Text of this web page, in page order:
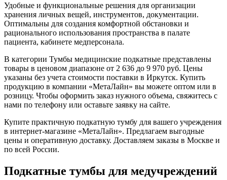
Удобные и функциональные решения для организации
хранения личных вещей, инструментов, документации.
Оптимальны для создания комфортной обстановки и
рационального использования пространства в палате
пациента, кабинете медперсонала.
В категории Тумбы медицинские подкатные представлены
товары в ценовом диапазоне от 2 636 до 9 970 руб. Цены
указаны без учета стоимости поставки в Иркутск. Купить
продукцию в компании «МетаЛайн» вы можете оптом или в
розницу. Чтобы оформить заказ нужного объема, свяжитесь с
нами по телефону или оставьте заявку на сайте.
Купите практичную подкатную тумбу для вашего учреждения
в интернет-магазине «МетаЛайн». Предлагаем выгодные
цены и оперативную доставку. Доставляем заказы в Москве и
по всей России.
Подкатные тумбы для медучреждений